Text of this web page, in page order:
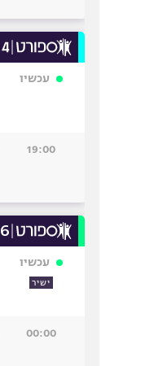
עכשיו
19:00
עכשיו
ישיר
00:00